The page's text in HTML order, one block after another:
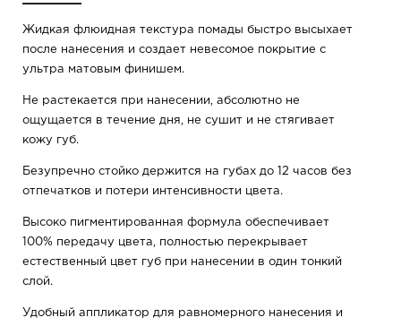
Жидкая флюидная текстура помады быстро высыхает
после нанесения и создает невесомое покрытие с
ультра матовым финишем.
Не растекается при нанесении, абсолютно не
ощущается в течение дня, не сушит и не стягивает
кожу губ.
Безупречно стойко держится на губах до 12 часов без
отпечатков и потери интенсивности цвета.
Высоко пигментированная формула обеспечивает
100% передачу цвета, полностью перекрывает
естественный цвет губ при нанесении в один тонкий
слой.
Удобный аппликатор для равномерного нанесения и